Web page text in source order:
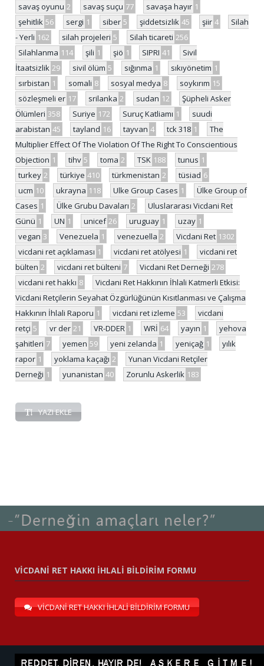
savaş oyunu 2 savaş suçu 77 savaşa hayır 1
şehitlik 56 sergi 1 siber 5 şiddetsizlik 45 şiir 4
Silah
- Yerli 162 silah projeleri 5 Silah ticareti 256
Silahlanma 114 şili 1 şiö 1 SIPRI 41
Sivil
İtaatsizlik 29 sivil ölüm 5 sığınma 1 sıkıyönetim 1
sırbistan 1 somali 8 sosyal medya 8 soykırım 15
sözleşmeli er 17 srilanka 2 sudan 12
Şüpheli Asker
Ölümleri 358 Suriye 172 Suruç Katliamı 1
suudi
arabistan 45 tayland 16 tayvan 4 tck 318 1
The
Multiplier Effect Of The Violation Of The Right To Conscientious
Objection 1 tihv 5 toma 2 TSK 188 tunus 1
turkey 2 türkiye 410 türkmenistan 2 tüsiad 6
ucm 10 ukrayna 118 Ulke Group Cases 1
Ülke Group of
Cases 1 Ülke Grubu Davaları 2
Uluslararası Vicdani Ret
Günü 1 UN 1 unicef 26 uruguay 1 uzay 1
vegan 3 Venezuela 1 venezuella 2 Vicdani Ret 1302
vicdani ret açıklaması 1 vicdani ret atölyesi 1
vicdani ret
bülten 2 vicdani ret bülteni 7 Vicdani Ret Derneği 278
vicdani ret hakkı 8
Vicdani Ret Hakkının İhlali Katmerli Etkisi:
Vicdani Retçilerin Seyahat Özgürlüğünün Kısıtlanması ve Çalışma
Hakkının İhlali Raporu 1 vicdani ret izleme 53
vicdani
retçi 5 vr der 21 VR-DDER 1 WRİ 64 yayın 1
yehova
şahitleri 7 yemen 59 yeni zelanda 1 yeniçağ 1
yılık
rapor 1 yoklama kaçağı 2
Yunan Vicdani Retçiler
Derneği 1 yunanistan 40 Zorunlu Askerlik 183
YAZI EKLE
VİCDANİ RET HAKKI İHLALİ BİLDİRİM FORMU
VİCDANİ RET HAKKI İHLALİ BİLDİRİM FORMU